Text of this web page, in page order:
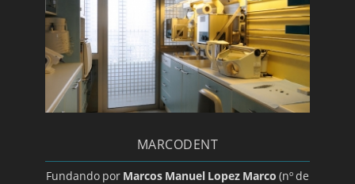
Estomatitis
Gingivitis/a>
Glositis
Guía básica sobre la colocación de un implante
Herpes oral
MARCODENT
Fundando por Marcos Manuel Lopez Marco (nº de